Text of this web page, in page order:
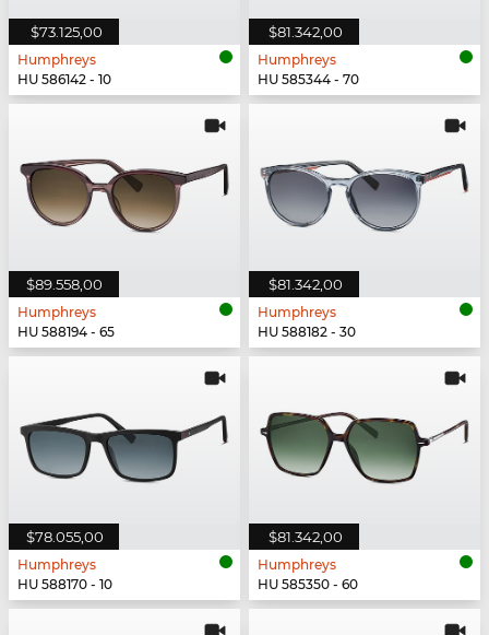
$73.125,00
Humphreys
HU 586142 - 10
$81.342,00
Humphreys
HU 585344 - 70
$89.558,00
Humphreys
HU 588194 - 65
$81.342,00
Humphreys
HU 588182 - 30
$78.055,00
Humphreys
HU 588170 - 10
$81.342,00
Humphreys
HU 585350 - 60